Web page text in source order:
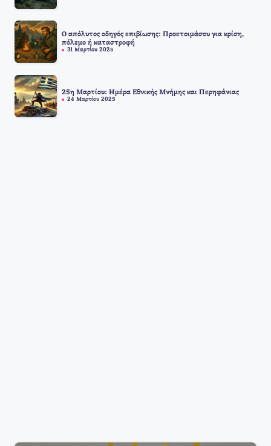
Ο απόλυτος οδηγός επιβίωσης: Προετοιμάσου για κρίση,
πόλεμο ή καταστροφή
31 Μαρτίου 2025
25η Μαρτίου: Ημέρα Εθνικής Μνήμης και Περηφάνιας
24 Μαρτίου 2025